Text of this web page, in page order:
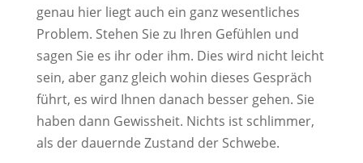
genau hier liegt auch ein ganz wesentliches
Problem. Stehen Sie zu Ihren Gefühlen und
sagen Sie es ihr oder ihm. Dies wird nicht leicht
sein, aber ganz gleich wohin dieses Gespräch
führt, es wird Ihnen danach besser gehen. Sie
haben dann Gewissheit. Nichts ist schlimmer,
als der dauernde Zustand der Schwebe.